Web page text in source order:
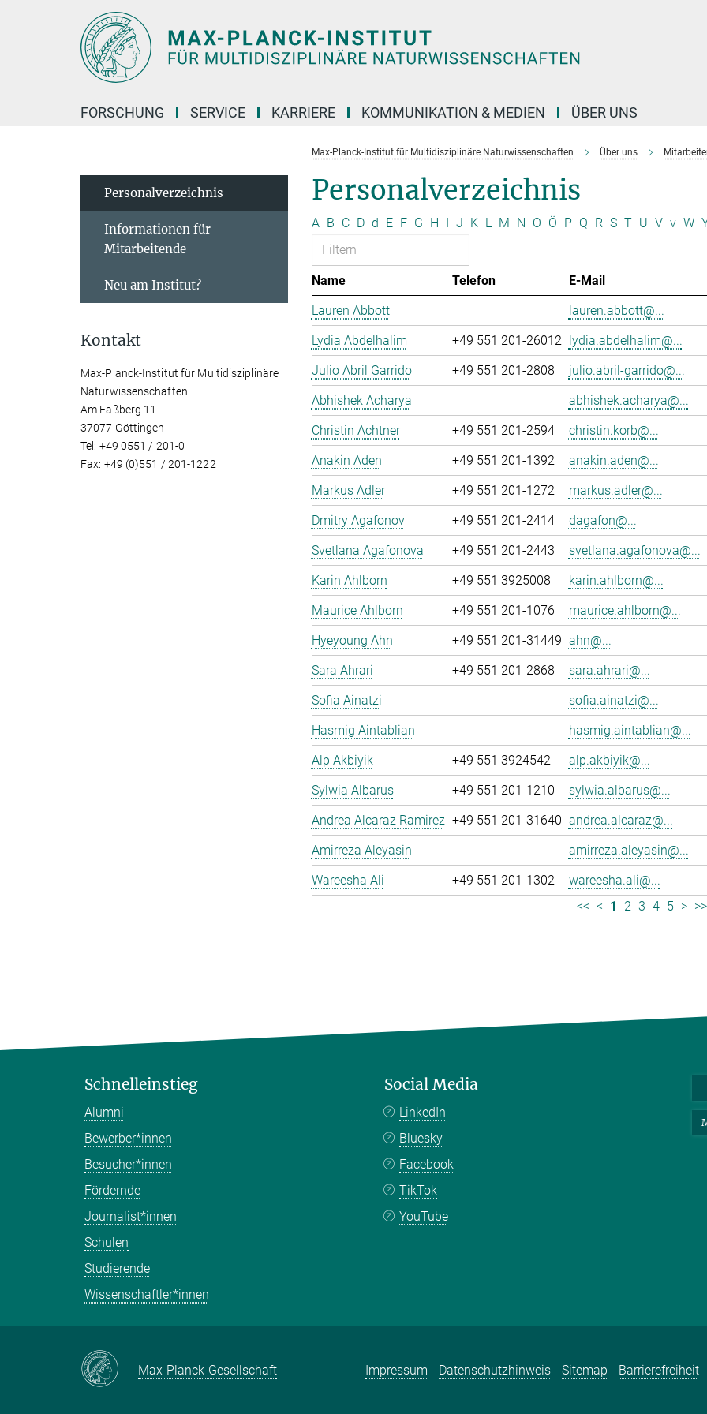
FORSCHUNG SERVICE KARRIERE KOMMUNIKATION & MEDIEN ÜBER UNS
Max-Planck-Institut für Multidisziplinäre Naturwissenschaften Über uns
Personalverzeichnis
A B C D d E F G H I J K L M N O Ö P Q R S T U V v W
Name Telefon
E-Mail
Lauren Abbott
lauren.abbott@...
Lydia Abdelhalim
+49 551 201-26012 lydia.abdelhalim@...
Julio Abril Garrido
+49 551 201-2808
julio.abril-garrido@...
Abhishek Acharya
abhishek.acharya@...
Christin Achtner
+49 551 201-2594
christin.korb@...
Anakin Aden
+49 551 201-1392
anakin.aden@...
Markus Adler
+49 551 201-1272
markus.adler@...
Dmitry Agafonov
+49 551 201-2414
dagafon@...
Svetlana Agafonova
+49 551 201-2443
svetlana.agafonova@...
Karin Ahlborn
+49 551 3925008
karin.ahlborn@...
Maurice Ahlborn
+49 551 201-1076
maurice.ahlborn@...
Hyeyoung Ahn
+49 551 201-31449 ahn@...
Sara Ahrari
+49 551 201-2868
sara.ahrari@...
Sofia Ainatzi
sofia.ainatzi@...
Hasmig Aintablian
hasmig.aintablian@...
Alp Akbiyik
+49 551 3924542
alp.akbiyik@...
Sylwia Albarus
+49 551 201-1210
sylwia.albarus@...
Andrea Alcaraz Ramirez +49 551 201-31640 andrea.alcaraz@...
Amirreza Aleyasin
amirreza.aleyasin@...
Wareesha Ali
+49 551 201-1302
wareesha.ali@...
<< < 1 2 3 4 5 > >>
Personal­verzeichnis
Informationen für
Mitarbeitende
Neu am Institut?
Kontakt
Max-Planck-Institut für Multidisziplinäre
Naturwissenschaften
Am Faßberg 11
37077 Göttingen
Tel: +49 0551 / 201-0
Fax: +49 (0)551 / 201-1222
Schnelleinstieg
Alumni
Bewerber*innen
Besucher*innen
Fördernde
Journalist*innen
Schulen
Studierende
Wissenschaftler*innen
Social Media
LinkedIn
Bluesky
Facebook
TikTok
YouTube
Max-Planck-Gesellschaft Impressum Datenschutzhinweis Sitemap Barrierefreiheit